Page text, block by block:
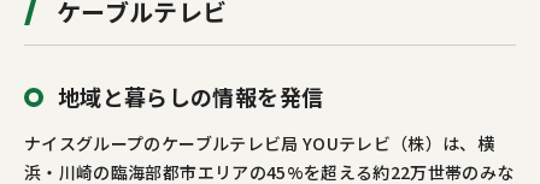
ケーブルテレビ
地域と暮らしの情報を発信
ナイスグループのケーブルテレビ局 YOUテレビ（株）は、横
浜・川崎の臨海部都市エリアの45%を超える約22万世帯のみな